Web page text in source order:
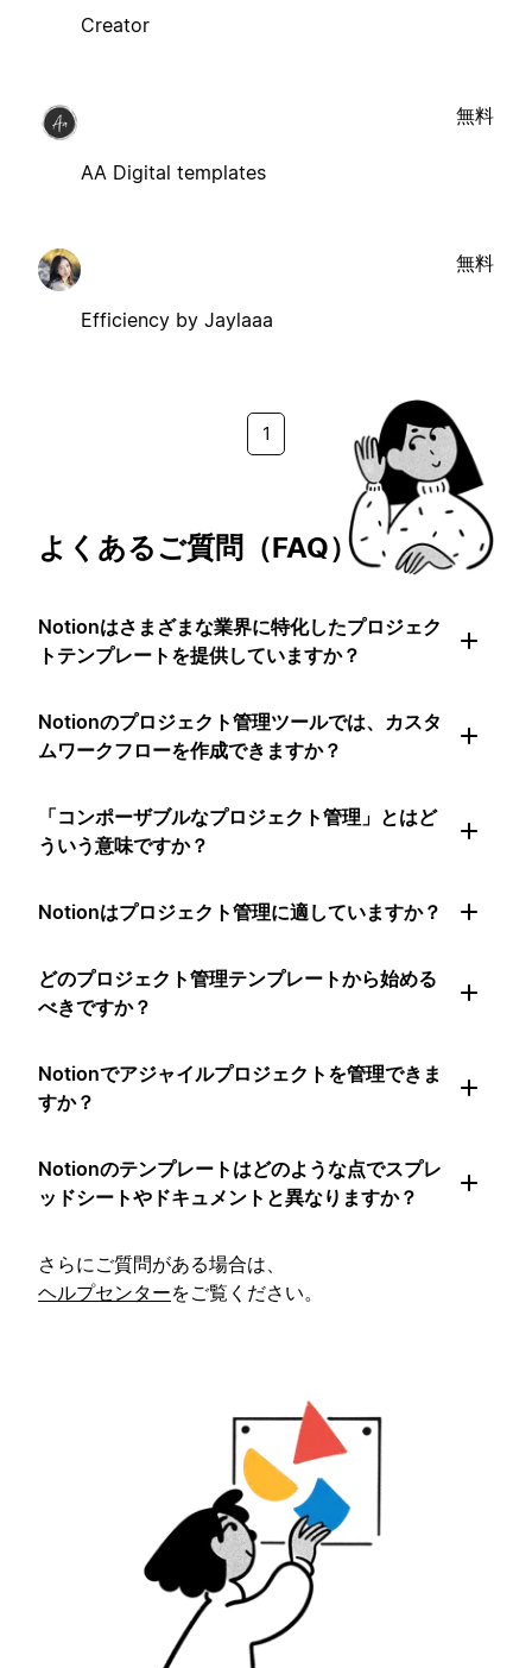
Creator
AA Digital templates
無料
Efficiency by Jaylaaa
無料
1
よくあるご質問（FAQ）
Notionはさまざまな業界に特化したプロジェク
トテンプレートを提供していますか？
Notionのプロジェクト管理ツールでは、カスタ
ムワークフローを作成できますか？
「コンポーザブルなプロジェクト管理」とはど
ういう意味ですか？
Notionはプロジェクト管理に適していますか？
どのプロジェクト管理テンプレートから始める
べきですか？
Notionでアジャイルプロジェクトを管理できま
すか？
Notionのテンプレートはどのような点でスプレ
ッドシートやドキュメントと異なりますか？
さらにご質問がある場合は、
ヘルプセンターをご覧ください。